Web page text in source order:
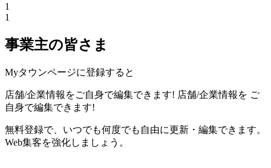
1
1
事業主の皆さま
Myタウンページに登録すると
店舗/企業情報をご自身で編集できます! 店舗/企業情報を ご
自身で編集できます!
無料登録で、いつでも何度でも自由に更新・編集できます。
Web集客を強化しましょう。